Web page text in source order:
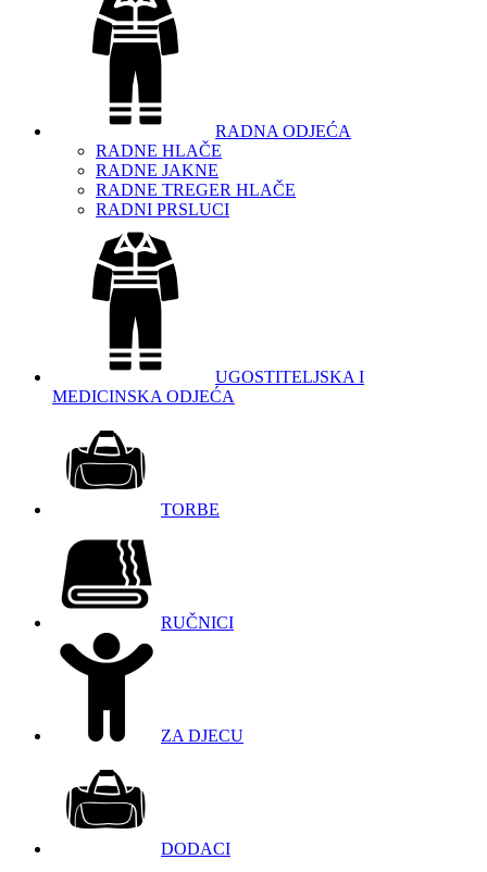
RADNA ODJEĆA
RADNE HLAČE
RADNE JAKNE
RADNE TREGER HLAČE
RADNI PRSLUCI
UGOSTITELJSKA I
MEDICINSKA ODJEĆA
TORBE
RUČNICI
ZA DJECU
DODACI